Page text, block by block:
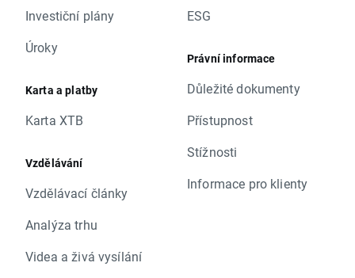
Investiční plány
Úroky
Karta a platby
Karta XTB
Vzdělávání
Vzdělávací články
Analýza trhu
Videa a živá vysílání
ESG
Právní informace
Důležité dokumenty
Přístupnost
Stížnosti
Informace pro klienty